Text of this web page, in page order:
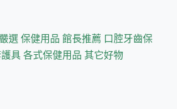
選 保健用品 館長推薦 口腔牙齒保
具 各式保健用品 其它好物